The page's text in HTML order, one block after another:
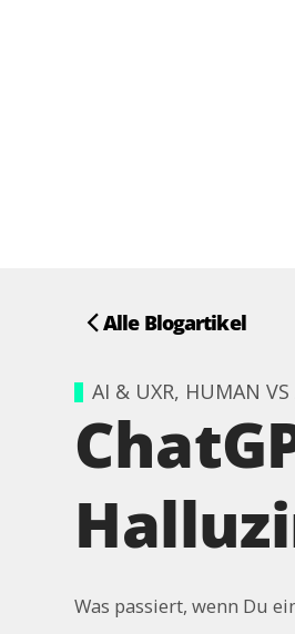
Alle Blogartikel
AI & UXR, HUMAN
Was passiert, wenn Du